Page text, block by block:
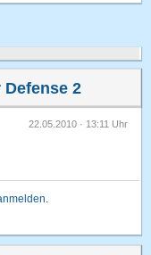
2
22.05.2010 · 13:11 Uhr
.